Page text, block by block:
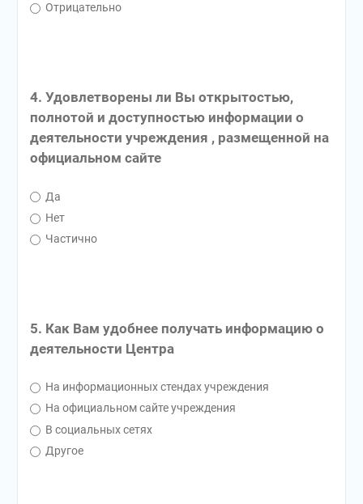
Отрицательно
4. Удовлетворены ли Вы открытостью,
полнотой и доступностью информации о
деятельности учреждения , размещенной на
официальном сайте
Да
Нет
Частично
5. Как Вам удобнее получать информацию о
деятельности Центра
На информационных стендах учреждения
На официальном сайте учреждения
В социальных сетях
Другое